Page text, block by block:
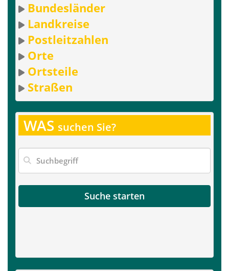
Bundesländer
Landkreise
Postleitzahlen
Orte
Ortsteile
Straßen
WAS suchen Sie?
Suche starten